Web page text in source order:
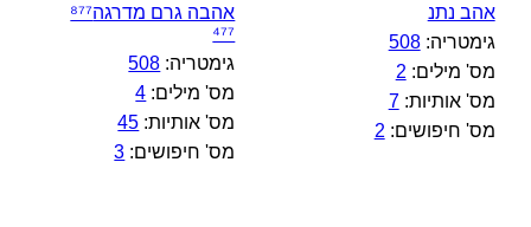
אהב נתנ
גימטריה:508
מס' מילים: 2
מס' אותיות:7
מס' חיפושים: 2
אהבה גרם מדרגה⁸⁷⁷
⁴⁷⁷
גימטריה: 508
מס' מילים: 4
מס' אותיות: 45
מס' חיפושים: 3